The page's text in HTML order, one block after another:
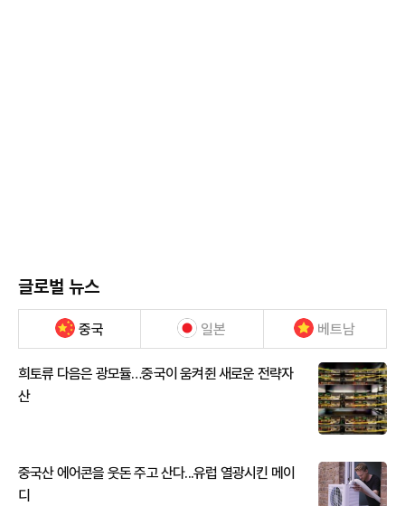
글로벌 뉴스
중국 일본 베트남
희토류 다음은 광모듈…중국이 움켜쥔 새로운 전략자
산
중국산 에어콘을 웃돈 주고 산다...유럽 열광시킨 메이
디